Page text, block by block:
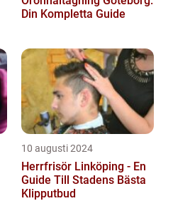
Din Kompletta Guide
10 augusti 2024
Herrfrisör Linköping - En
Guide Till Stadens Bästa
Klipputbud